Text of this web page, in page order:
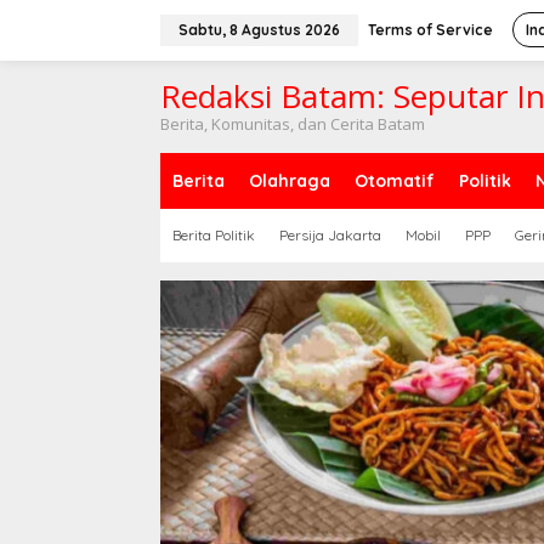
Sabtu, 8 Agustus 2026 Terms of Service
Redaksi Batam: Seputar
Berita, Komunitas, dan Cerita Batam
Berita Olahraga Otomatif Politik
Berita Politik Persija Jakarta Mobil PPP